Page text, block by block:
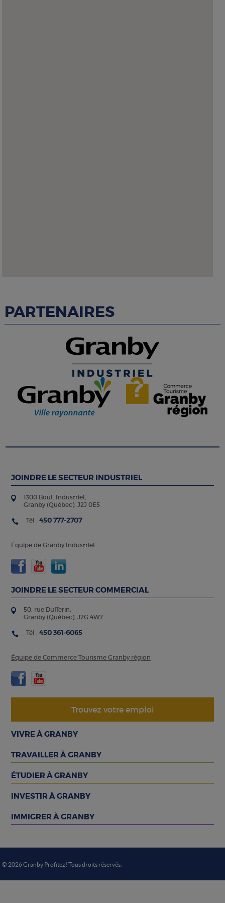
PARTENAIRES
JOINDRE LE SECTEUR INDUSTRIEL
1300 Boul. Industriel,
Granby (Québec), J2J 0E5
Tél : 450 777-2707
Équipe de Granby Industriel
JOINDRE LE SECTEUR COMMERCIAL
50, rue Dufferin,
Granby (Québec), J2G 4W7
Tél : 450 361-6065
Équipe de Commerce Tourisme Granby région
Trouvez votre emploi
VIVRE À GRANBY
TRAVAILLER À GRANBY
ÉTUDIER À GRANBY
INVESTIR À GRANBY
IMMIGRER À GRANBY
© 2026 Granby Profitez! Tous droits réservés.